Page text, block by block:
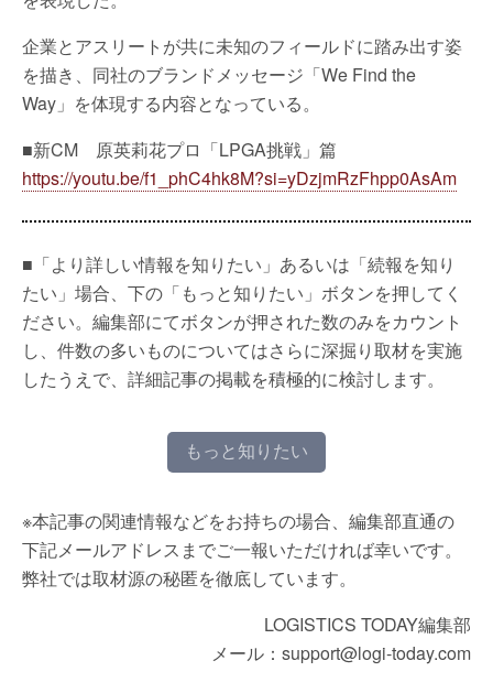
企業とアスリートが共に未知のフィールドに踏み出す姿
を描き、同社のブランドメッセージ「We Find the
Way」を体現する内容となっている。
■新CM 原英莉花プロ「LPGA挑戦」篇
https://youtu.be/f1_phC4hk8M?si=yDzjmRzFhpp0AsAm
■「より詳しい情報を知りたい」あるいは「続報を知り
たい」場合、下の「もっと知りたい」ボタンを押してく
ださい。編集部にてボタンが押された数のみをカウント
し、件数の多いものについてはさらに深掘り取材を実施
したうえで、詳細記事の掲載を積極的に検討します。
もっと知りたい
※本記事の関連情報などをお持ちの場合、編集部直通の
下記メールアドレスまでご一報いただければ幸いです。
弊社では取材源の秘匿を徹底しています。
LOGISTICS TODAY編集部
メール：support@logi-today.com